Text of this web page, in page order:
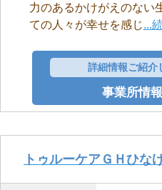
力のあるかけがえのない
ての人々が幸せを感じ...
詳細情報ご紹介
事業所情
トゥルーケアＧＨひな